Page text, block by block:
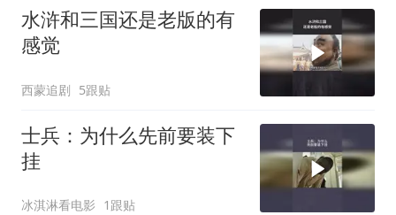
水浒和三国还是老版的有
感觉
西蒙追剧 5跟贴
士兵：为什么先前要装下
挂
冰淇淋看电影 1跟贴